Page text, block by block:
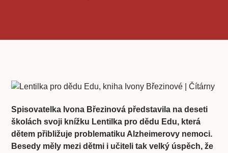
Spisovatelka Ivona Březinová představila na deseti
školách svoji knížku Lentilka pro dědu Edu, která
dětem přibližuje problematiku Alzheimerovy nemoci.
Besedy měly mezi dětmi i učiteli tak velký úspěch, že